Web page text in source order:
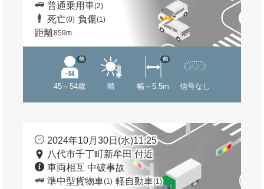
普通乗用車(2)
死亡(0) 負傷(1)
距離859m
45～54歳
他
晴 幅～5.5m
他
信号なし
2024年10月30日(水)11:25
八代市千丁町新牟田 付近
車両相互 中破事故
準中型貨物車(1) 軽自動車(1)